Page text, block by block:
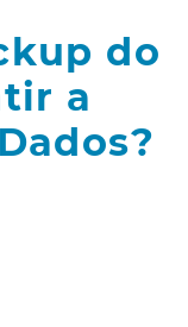
do
a